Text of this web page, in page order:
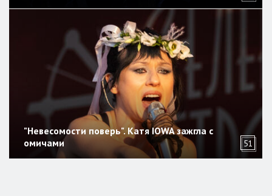
"Невесомости поверь". Катя IOWA зажгла с
омичами
51